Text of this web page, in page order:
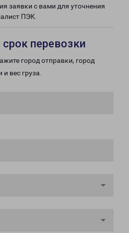
заявки с вами для уточнения
ПЭК.
перевозки
город отправки, город
вес груза.